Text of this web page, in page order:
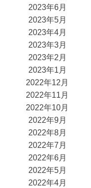
2023年6月
2023年5月
2023年4月
2023年3月
2023年2月
2023年1月
2022年12月
2022年11月
2022年10月
2022年9月
2022年8月
2022年7月
2022年6月
2022年5月
2022年4月